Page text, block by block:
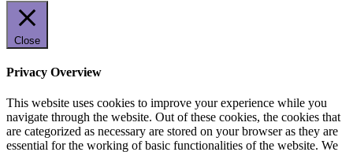
Close
Privacy Overview
This website uses cookies to improve your experience while you
navigate through the website. Out of these cookies, the cookies that
are categorized as necessary are stored on your browser as they are
essential for the working of basic functionalities of the website. We